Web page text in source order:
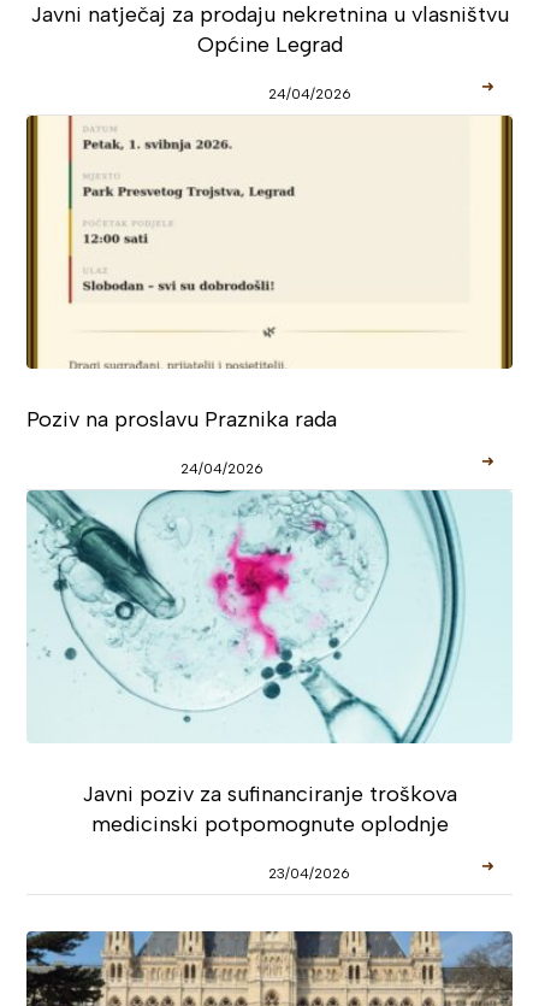
Javni natječaj za prodaju nekretnina u vlasništvu
Općine Legrad
24/04/2026 ➜
Poziv na proslavu Praznika rada
24/04/2026 ➜
Javni poziv za sufinanciranje troškova
medicinski potpomognute oplodnje
23/04/2026 ➜